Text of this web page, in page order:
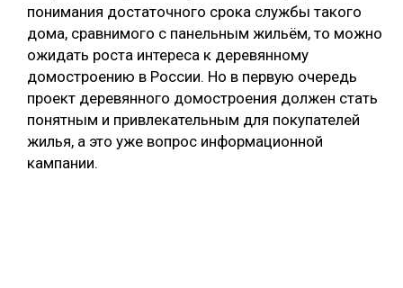
понимания достаточного срока службы такого
дома, сравнимого с панельным жильём, то можно
ожидать роста интереса к деревянному
домостроению в России. Но в первую очередь
проект деревянного домостроения должен стать
понятным и привлекательным для покупателей
жилья, а это уже вопрос информационной
кампании.